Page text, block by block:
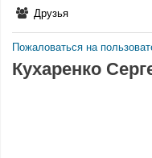
Друзья
Пожаловаться на
Кухаренко